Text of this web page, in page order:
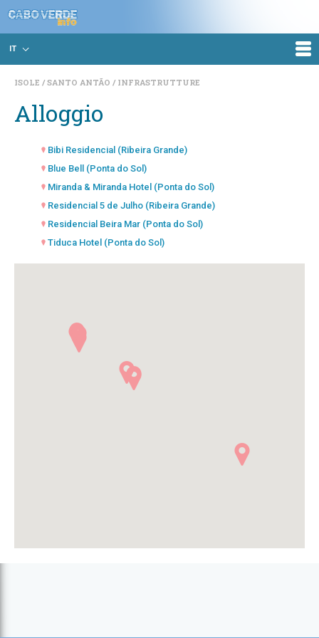
IT
ISOLE SANTO ANTÃO INFRASTRUTTURE
Alloggio
Bibi Residencial (Ribeira Grande)
Blue Bell (Ponta do Sol)
Miranda & Miranda Hotel (Ponta do Sol)
Residencial 5 de Julho (Ribeira Grande)
Residencial Beira Mar (Ponta do Sol)
Tiduca Hotel (Ponta do Sol)
Vale do Paúl (Pombas)